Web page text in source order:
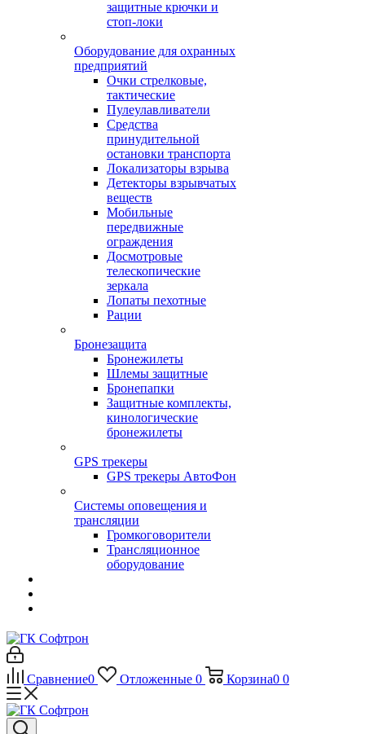
защитные крючки и
стоп-локи
Оборудование для охранных
предприятий
Очки стрелковые,
тактические
Пулеулавливатели
Средства
принудительной
остановки транспорта
Локализаторы взрыва
Детекторы взрывчатых
веществ
Мобильные
передвижные
ограждения
Досмотровые
телескопические
зеркала
Лопаты пехотные
Рации
Бронезащита
Бронежилеты
Шлемы защитные
Бронепапки
Защитные комплекты,
кинологические
бронежилеты
GPS трекеры
GPS трекеры АвтоФон
Системы оповещения и
трансляции
Громкоговорители
Трансляционное
оборудование
Сравнение0 Отложенные 0 Корзина0 0